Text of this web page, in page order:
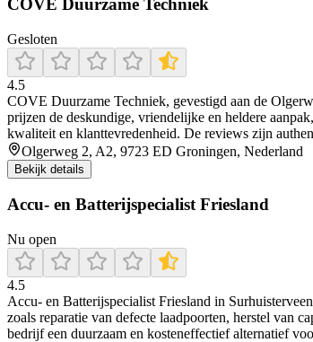
COVE Duurzame Techniek
Gesloten
4.5
COVE Duurzame Techniek, gevestigd aan de
prijzen de deskundige, vriendelijke en heldere
kwaliteit en klanttevredenheid. De reviews zijn
Olgerweg 2, A2, 9723 ED Groningen, Nederland
Bekijk details
Accu- en Batterijspecialist Friesland
Nu open
4.5
Accu‑ en Batterijspecialist Friesland in
zoals reparatie van defecte laadpoorten, herstel van
bedrijf een duurzaam en kosteneffectief alternatief